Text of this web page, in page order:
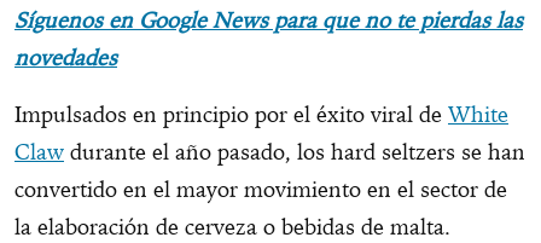
Síguenos en Google News para que no te pierdas las
novedades
Impulsados en principio por el éxito viral de White
Claw durante el año pasado, los hard seltzers se han
convertido en el mayor movimiento en el sector de
la elaboración de cerveza o bebidas de malta.